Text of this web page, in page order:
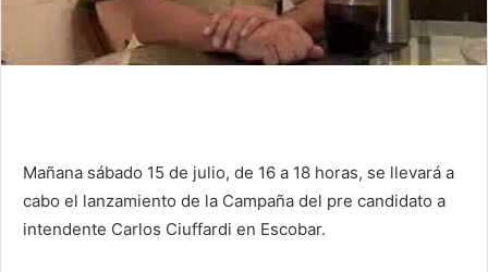
Mañana sábado 15 de julio, de 16 a 18 horas, se llevará a
cabo el lanzamiento de la Campaña del pre candidato a
intendente Carlos Ciuffardi en Escobar.